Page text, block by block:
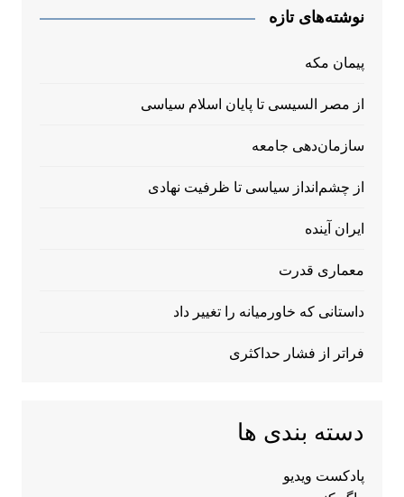
نوشته‌های تازه
پیمان مکه
از مصر السیسی تا پایان اسلام سیاسی
سازمان‌دهی جامعه
از چشم‌انداز سیاسی تا ظرفیت نهادی
ایران آینده
معماری قدرت
داستانی که خاورمیانه را تغییر داد
فراتر از فشار حداکثری
دسته بندی ها
پادکست ویدیو